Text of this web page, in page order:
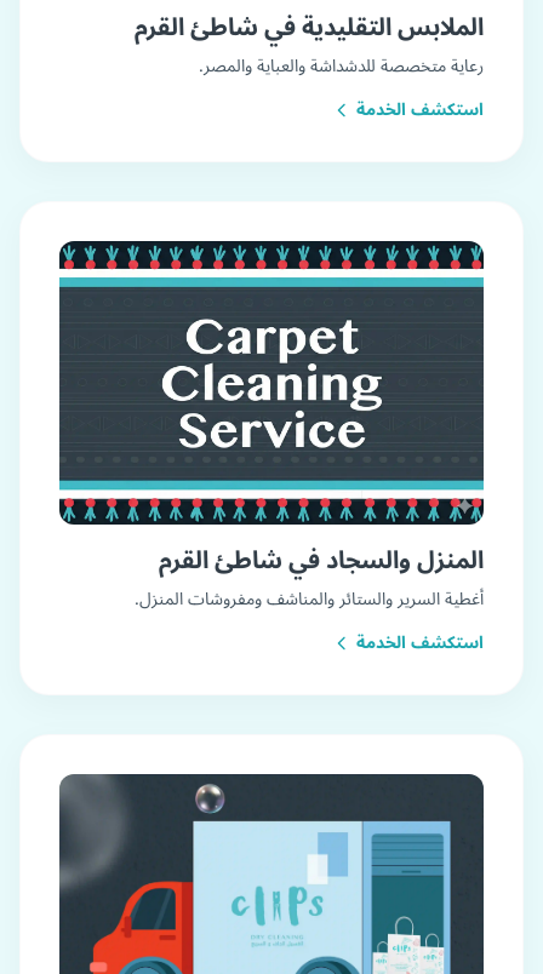
الملابس التقليدية في شاطئ القرم
رعاية متخصصة للدشداشة والعباية والمصر.
استكشف الخدمة
المنزل والسجاد في شاطئ القرم
أغطية السرير والستائر والمناشف ومفروشات المنزل.
استكشف الخدمة